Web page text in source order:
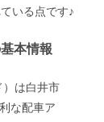
いる点です♪
本情報